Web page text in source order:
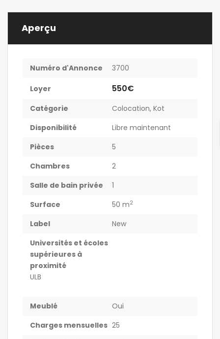
Aperçu
Numéro d'Annonce 3700
Loyer 550€
Catégorie Colocation, Kot
Disponibilité
Libre maintenant
Pièces
5
Chambres
2
Salle de bain privée
1
Surface
50 m2
Label
New
Universités et écoles
supérieures à
proximité
ULB
Meublé
Oui
Charges mensuelles 25